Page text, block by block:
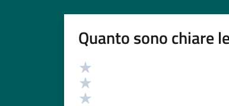
Quanto sono chiare
Valutazione